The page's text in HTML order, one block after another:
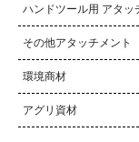
ハンドツール用 アタッ
その他アタッチメント
環境商材
アグリ資材